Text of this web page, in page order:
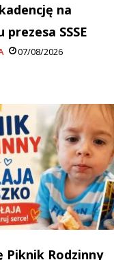
na
SSSE
07/08/2026
Piknik Rodzinny